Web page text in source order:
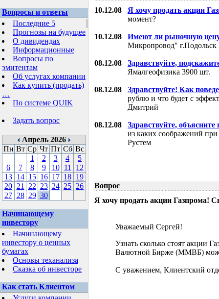
Вопросы и ответы
Последние 5
Прогнозы на будущее
О дивидендах
Информационные
Вопросы по
эмитентам
Об услугах компании
Как купить (продать)
…
По системе QUIK
Задать вопрос
Апрель 2026
Пн Вт Ср Чт Пт Сб Вс
1
2 3 4
5
6
7 8 9 10 11
12
13 14 15 16 17 18 19
20 21 22 23 24 25 26
27 28 29 30
Начинающему
инвестору
Начинающему
инвестору о ценных
бумагах
Основы теханализа
Сказка об инвесторе
Как стать Клиентом
10.12.08 Я хочу продать акции
момент?
10.12.08
Имеют ли рыночную
Микропровод"
08.12.08
Здравствуйте,
Ямалгеофизика 3900 шт.
08.12.08
Здравствуйте! Как
рублю и что будет с
Дмитрий
08.12.08
Здравствуйте, объясните
из каких соображений
Рустем
Вопрос
Я хочу продать акции Газпрома!
Уважаемый Сергей!
Узнать сколько стоят акции
Валютной Бирже (ММВБ)
С уважением, Клиентский